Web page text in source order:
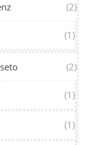
(2)
(1)
(2)
(1)
(1)